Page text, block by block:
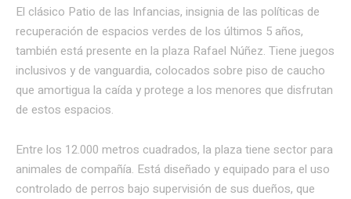
El clásico Patio de las Infancias, insignia de las políticas de
recuperación de espacios verdes de los últimos 5 años,
también está presente en la plaza Rafael Núñez. Tiene juegos
inclusivos y de vanguardia, colocados sobre piso de caucho
que amortigua la caída y protege a los menores que disfrutan
de estos espacios.
Entre los 12.000 metros cuadrados, la plaza tiene sector para
animales de compañía. Está diseñado y equipado para el uso
controlado de perros bajo supervisión de sus dueños, que